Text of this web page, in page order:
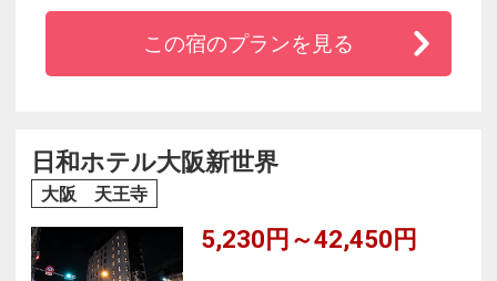
・新大阪駅から地下鉄御堂筋線乗換なしで２２
分。大阪市内や堺、関西国際空港、奈良や吉野
遊館テーマパークにも３０分以内で行ける近さ
です。
この宿のプランを見る
日和ホテル大阪新世界
大阪 天王寺
5,230円～42,450円